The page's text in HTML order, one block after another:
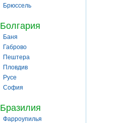
Брюссель
Болгария
Баня
Габрово
Пештера
Пловдив
Русе
София
Бразилия
Фарроупилья